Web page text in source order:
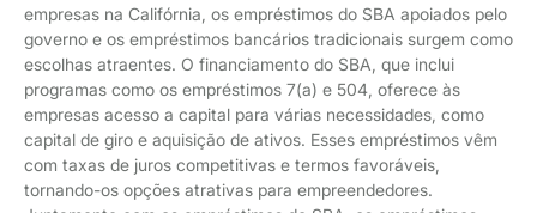
empresas na Califórnia, os empréstimos do SBA apoiados pelo
governo e os empréstimos bancários tradicionais surgem como
escolhas atraentes. O financiamento do SBA, que inclui
programas como os empréstimos 7(a) e 504, oferece às
empresas acesso a capital para várias necessidades, como
capital de giro e aquisição de ativos. Esses empréstimos vêm
com taxas de juros competitivas e termos favoráveis,
tornando-os opções atrativas para empreendedores.